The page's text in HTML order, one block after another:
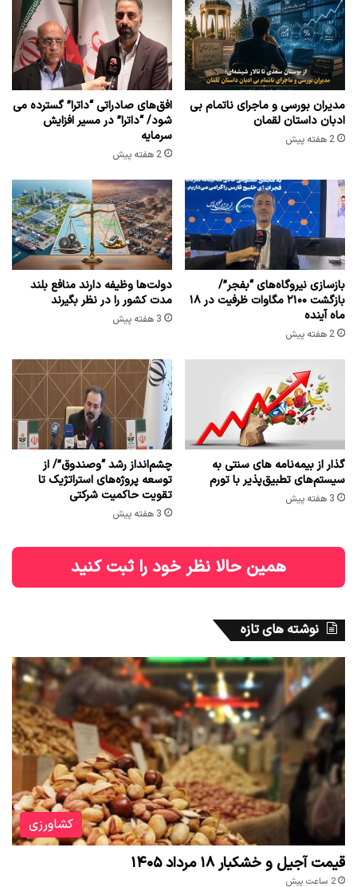
مدیران بورسی و ماجرای ناتمام بی
ادبان داستان لقمان
2 هفته پیش
افق‌های صادراتی “داترا” گسترده می
شود/ “داترا” در مسیر افزایش
سرمایه
2 هفته پیش
بازسازی نیروگاه‌های “بفجر”/
بازگشت ۲۱۰۰ مگاوات ظرفیت در ۱۸
ماه آینده
2 هفته پیش
دولت‌ها وظیفه دارند منافع بلند
مدت کشور را در نظر بگیرند
3 هفته پیش
گذار از بیمه‌نامه های سنتی به
سیستم‌های تطبیق‌پذیر با تورم
3 هفته پیش
چشم‌انداز رشد “وصندوق”/ از
توسعه پروژه‌های استراتژیک تا
تقویت حاکمیت شرکتی
3 هفته پیش
همین حالا نظر خود را ثبت کنید
نوشته های تازه
کشاورزی
قیمت آجیل و خشکبار ۱۸ مرداد ۱۴۰۵
2 ساعت پیش